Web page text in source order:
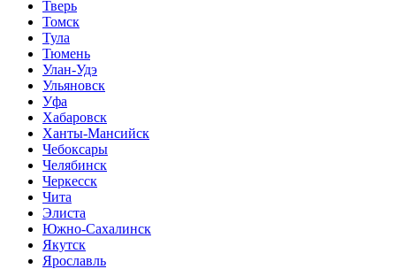
Тверь
Томск
Тула
Тюмень
Улан-Удэ
Ульяновск
Уфа
Хабаровск
Ханты-Мансийск
Чебоксары
Челябинск
Черкесск
Чита
Элиста
Южно-Сахалинск
Якутск
Ярославль